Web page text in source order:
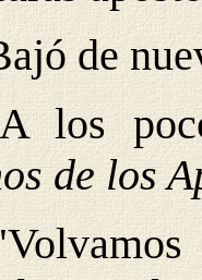
de
los
de los